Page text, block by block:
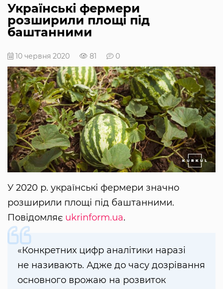
Українські фермери
розширили площі під
баштанними
10 червня 2020 81 0
У 2020 р. українські фермери значно
розширили площі під баштанними.
Повідомляє ukrinform.ua.
«Конкретних цифр аналітики наразі
не називають. Адже до часу дозрівання
основного врожаю на розвиток